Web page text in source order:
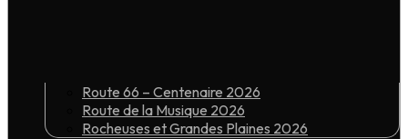
Route 66 – Centenaire 2026
Route de la Musique 2026
Rocheuses et Grandes Plaines 2026